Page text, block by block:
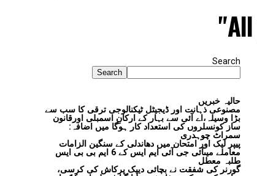
Search
Search
حالیہ خبریں
مصنوعی ذہانت اور ڈیجیٹل ٹیکنالوجی ترقی کا سب سے
بڑا وسیلہ،اے آئی سے بہار کے ارکانِ اسمبلی اورقانون
ساز کونسلروں کی استعداد کار ہوگا میں اضافہ:
سمراٹ چوہدری
پیپر لیک اور امتحان میں دھاندلی کے سنگین الزامات
معاملے میںآئی جی آئی ایم ایس کے 6 ایم بی بی ایس
طلبہ معطل
گورنر کی شفقت نے بچائی دیپک پرکاش کی کرسی،